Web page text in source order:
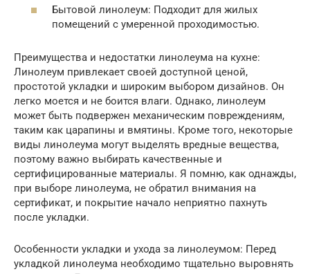
Бытовой линолеум: Подходит для жилых
помещений с умеренной проходимостью.
Преимущества и недостатки линолеума на кухне:
Линолеум привлекает своей доступной ценой,
простотой укладки и широким выбором дизайнов. Он
легко моется и не боится влаги. Однако, линолеум
может быть подвержен механическим повреждениям,
таким как царапины и вмятины. Кроме того, некоторые
виды линолеума могут выделять вредные вещества,
поэтому важно выбирать качественные и
сертифицированные материалы. Я помню, как однажды,
при выборе линолеума, не обратил внимания на
сертификат, и покрытие начало неприятно пахнуть
после укладки.
Особенности укладки и ухода за линолеумом: Перед
укладкой линолеума необходимо тщательно выровнять